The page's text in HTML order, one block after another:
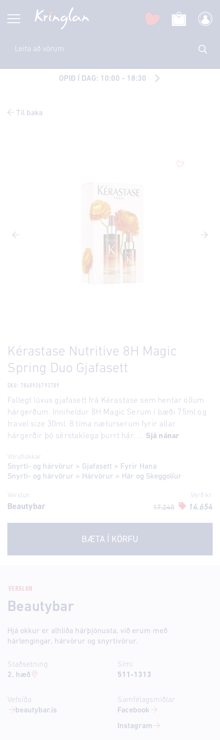
OPIÐ Í DAG: 10:00 - 18:30
Til baka
Kérastase Nutritive 8H Magic
Spring Duo Gjafasett
SKU: 7840926793789
Fallegt lúxus gjafasett frá Kérastase sem hentar öllum
hárgerðum. Inniheldur 8H Magic Serum í bæði 75ml og
travel size 30ml. 8 tíma næturserum fyrir allar
hárgerðir þó sérstaklega þurrt hár. ... Sjá nánar
Vöruflokkar
Snyrti- og hárvörur > Gjafasett > Fyrir Hana
Snyrti- og hárvörur > Hárvörur > Hár og Skeggolíur
Verslun Verð kr.
Beautybar 17.240 14.654
BÆTA Í KÖRFU
VERSLUN
Beautybar
Hjá okkur er alhliða hárþjónusta, við erum með
hárlengingar, hárvörur og snyrtivörur.
Staðsetning
2. hæð
Vefsíða
beautybar.is
Sími
511-1313
Samfélagsmiðlar
Facebook
Instagram